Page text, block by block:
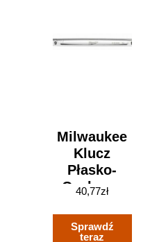
Milwaukee
Klucz
Płasko-
Oczkowy
4932471517
40,77zł
Sprawdź
teraz